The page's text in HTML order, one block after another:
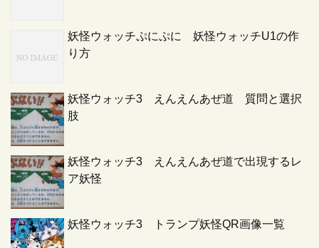
妖怪ウォッチぷにぷに 妖怪ウォッチU1の作
り方
妖怪ウォッチ3 えんえんあぜ道 質問と選択
肢
妖怪ウォッチ3 えんえんあぜ道で出現するレ
ア妖怪
妖怪ウォッチ3 トランプ妖怪QR画像一覧